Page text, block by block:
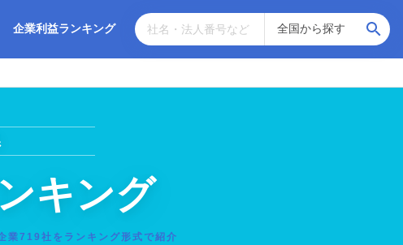
企業利益ランキング
キング
業719社をランキング形式で紹介